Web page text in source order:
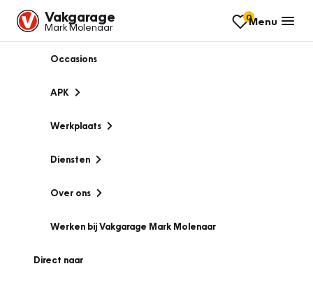
Vakgarage
Mark Molenaar
0Menu
Occasions
APK
Werkplaats
Diensten
Over ons
Werken bij Vakgarage Mark Molenaar
Direct naar